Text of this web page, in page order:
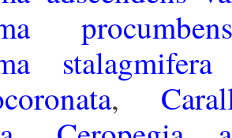
procumbens
,